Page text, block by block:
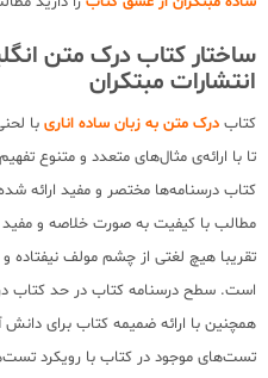
ساختار کتاب درک متن
انتشارات مبتکران
کتاب درک متن به زبان ساده اناری با
تا با ارائه‌ی مثال‌های متعدد و متنوع
کتاب درسنامه‌ها مختصر و مفید ارائه
مطالب با کیفیت به صورت خلاصه و
تقریبا هیچ لغتی از چشم مولف نیفتاده
است. سطح درسنامه کتاب در حد کتاب
همچنین با ارائه ضمیمه کتاب برای دانش
تست‌های موجود در کتاب با رویکرد